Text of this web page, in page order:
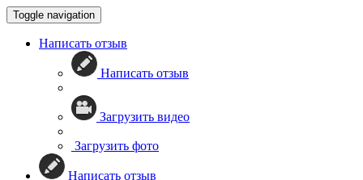
Toggle navigation
Написать отзыв
Написать отзыв
Загрузить видео
Загрузить фото
Написать отзыв